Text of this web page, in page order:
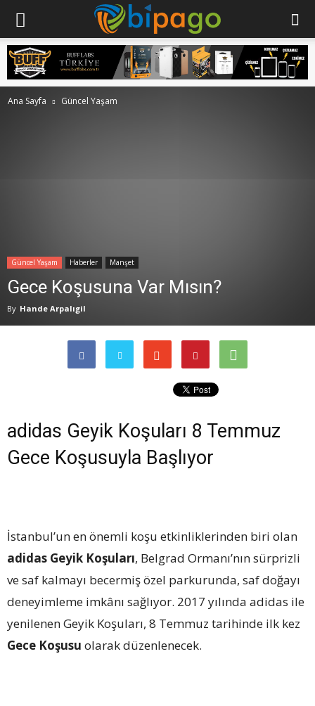
Ana Sayfa Güncel Yaşam
Güncel Yaşam Haberler Manşet
Gece Koşusuna Var Mısın?
By Hande Arpalıgil
adidas Geyik Koşuları 8 Temmuz
Gece Koşusuyla Başlıyor
İstanbul’un en önemli koşu etkinliklerinden biri olan
adidas Geyik Koşuları, Belgrad Ormanı’nın sürprizli
ve saf kalmayı becermiş özel parkurunda, saf doğayı
deneyimleme imkânı sağlıyor. 2017 yılında adidas ile
yenilenen Geyik Koşuları, 8 Temmuz tarihinde ilk kez
Gece Koşusu olarak düzenlenecek.